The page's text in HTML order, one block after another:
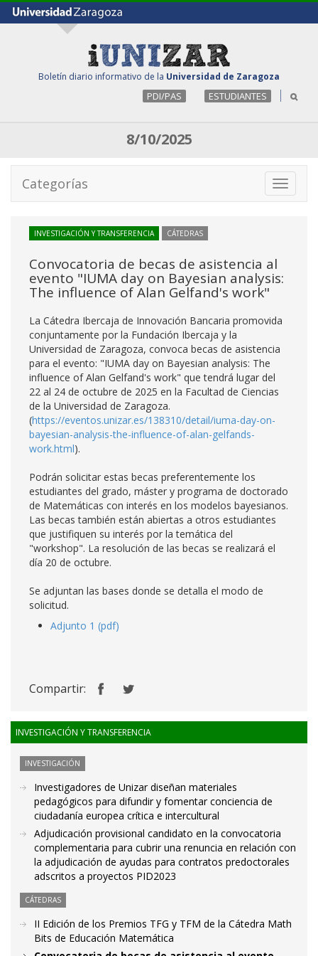
Boletín diario informativo de la Universidad de Zaragoza
PDI/PAS ESTUDIANTES
8/10/2025
Toggle
Categorías
INVESTIGACIÓN Y TRANSFERENCIA CÁTEDRAS
Convocatoria de becas de asistencia al
evento "IUMA day on Bayesian analysis:
The influence of Alan Gelfand's work"
La Cátedra Ibercaja de Innovación Bancaria promovida
conjuntamente por la Fundación Ibercaja y la
Universidad de Zaragoza, convoca becas de asistencia
para el evento: "IUMA day on Bayesian analysis: The
influence of Alan Gelfand's work" que tendrá lugar del
22 al 24 de octubre de 2025 en la Facultad de Ciencias
de la Universidad de Zaragoza.
(https://eventos.unizar.es/138310/detail/iuma-day-on-
bayesian-analysis-the-influence-of-alan-gelfands-
work.html).
Podrán solicitar estas becas preferentemente los
estudiantes del grado, máster y programa de doctorado
de Matemáticas con interés en los modelos bayesianos.
Las becas también están abiertas a otros estudiantes
que justifiquen su interés por la temática del
"workshop". La resolución de las becas se realizará el
día 20 de octubre.
Se adjuntan las bases donde se detalla el modo de
solicitud.
Adjunto 1 (pdf)
Compartir:
INVESTIGACIÓN Y TRANSFERENCIA
INVESTIGACIÓN
Investigadores de Unizar diseñan materiales
pedagógicos para difundir y fomentar conciencia de
ciudadanía europea crítica e intercultural
Adjudicación provisional candidato en la convocatoria
complementaria para cubrir una renuncia en relación con
la adjudicación de ayudas para contratos predoctorales
adscritos a proyectos PID2023
CÁTEDRAS
II Edición de los Premios TFG y TFM de la Cátedra Math
Bits de Educación Matemática